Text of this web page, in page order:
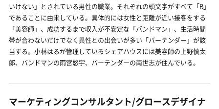
いけない」とされている男性の職業。それぞれの頭文字がすべて「B」
であることに由来している。具体的には女性と距離が近い接客をする
「美容師」、成功するまで収入が不安定な「バンドマン」、生活時間
帯が合わないだけでなく異性との出会いが多い「バーテンダー」が該
当する。小林はるが管理しているシェアハウスには美容師の上野慎太
郎、バンドマンの雨宮悠宇、バーテンダーの南世志が住んでいる。
マーケティングコンサルタント/グロースデザイナ